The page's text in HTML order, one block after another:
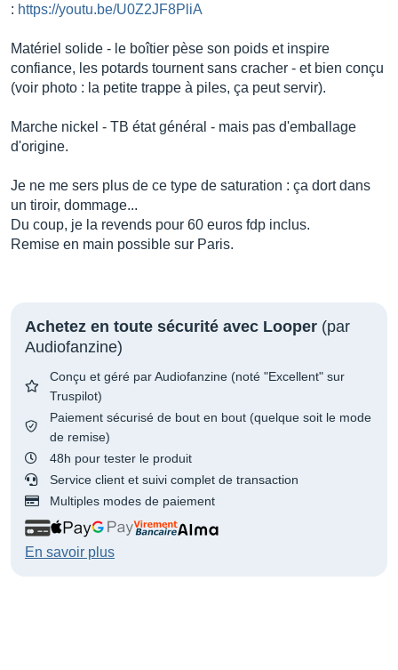
: https://youtu.be/U0Z2JF8PliA
Matériel solide - le boîtier pèse son poids et inspire
confiance, les potards tournent sans cracher - et bien conçu
(voir photo : la petite trappe à piles, ça peut servir).
Marche nickel - TB état général - mais pas d'emballage
d'origine.
Je ne me sers plus de ce type de saturation : ça dort dans
un tiroir, dommage...
Du coup, je la revends pour 60 euros fdp inclus.
Remise en main possible sur Paris.
Achetez en toute sécurité avec Looper (par
Audiofanzine)
Conçu et géré par Audiofanzine (noté "Excellent" sur
Truspilot)
Paiement sécurisé de bout en bout (quelque soit le mode
de remise)
48h pour tester le produit
Service client et suivi complet de transaction
Multiples modes de paiement
En savoir plus